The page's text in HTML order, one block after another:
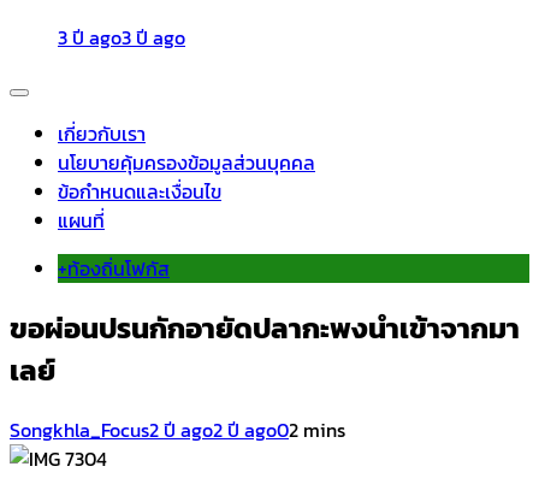
3 ปี ago3 ปี ago
เกี่ยวกับเรา
นโยบายคุ้มครองข้อมูลส่วนบุคคล
ข้อกำหนดและเงื่อนไข
แผนที่
+ท้องถิ่นโฟกัส
ขอผ่อนปรนกักอายัดปลากะพงนำเข้าจากมา
เลย์
Songkhla_Focus2 ปี ago2 ปี ago02 mins